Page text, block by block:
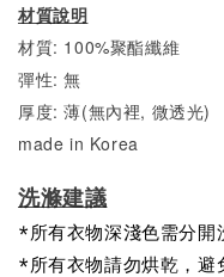
材質說明
材質: 100%聚酯纖維
彈性: 無
厚度: 薄(無內裡, 微透光)
made in Korea
洗滌建議
*所有衣物深淺色需分開
*所有衣物請勿烘乾，避